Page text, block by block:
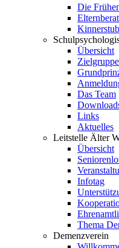
Die
Übersicht
Das Team
Links
Aktuelles
Leitstelle Älter
Übersicht
Infotag
Thema
Demenzverein